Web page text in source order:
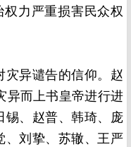
权力严重损害民众权
灾异谴告的信仰。赵
异而上书皇帝进行进
锡、赵普、韩琦、庞
、刘挚、苏辙、王严